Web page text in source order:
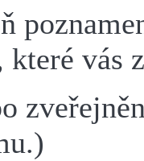
které vás